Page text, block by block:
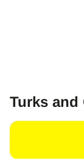
Turks and